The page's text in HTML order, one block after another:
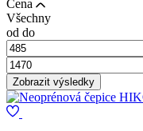
Cena
Všechny
od do